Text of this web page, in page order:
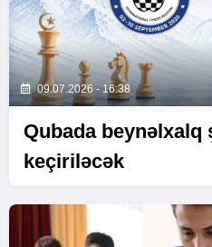
09.07.2026 - 16:38
Qubada beynəlxalq
keçiriləcək